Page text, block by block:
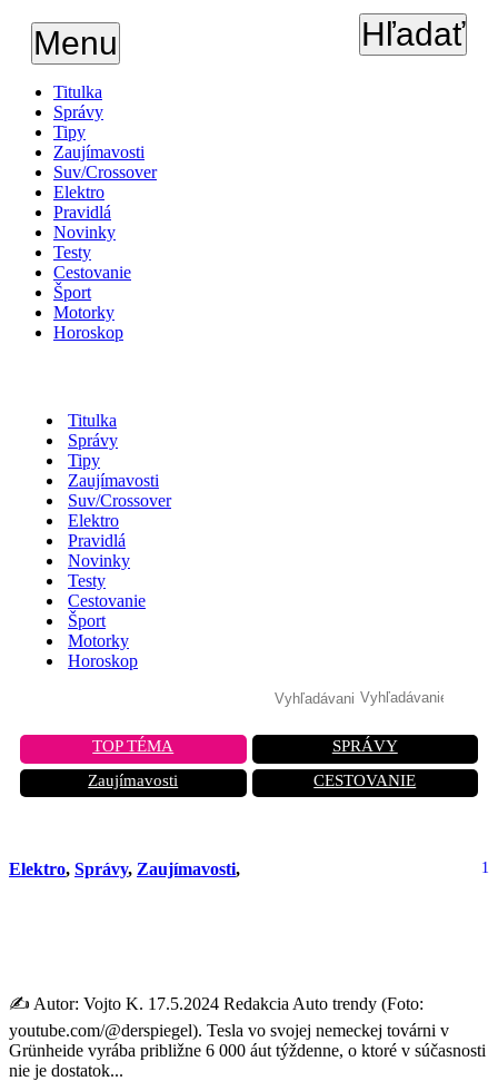
Menu Hľadať
Titulka
Správy
Tipy
Zaujímavosti
Suv/Crossover
Elektro
Pravidlá
Novinky
Testy
Cestovanie
Šport
Motorky
Horoskop
Titulka
Správy
Tipy
Zaujímavosti
Suv/Crossover
Elektro
Pravidlá
Novinky
Testy
Cestovanie
Šport
Motorky
Horoskop
TOP TÉMA
SPRÁVY
Zaujímavosti
CESTOVANIE
Elektro, Správy, Zaujímavosti, 1
✍️ Autor: Vojto K. 17.5.2024 Redakcia Auto trendy (Foto:
youtube.com/@derspiegel). Tesla vo svojej nemeckej továrni v
Grünheide vyrába približne 6 000 áut týždenne, o ktoré v súčasnosti
nie je dostatok...